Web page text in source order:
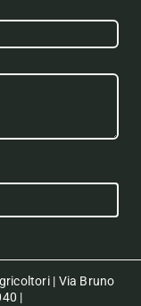
| Via Bruno
|